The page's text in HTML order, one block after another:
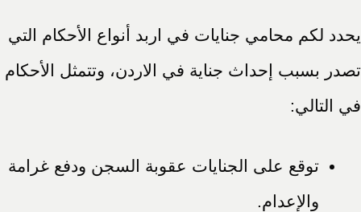
يحدد لكم محامي جنايات في اربد أنواع الأحكام التي
تصدر بسبب إحداث جناية في الاردن، وتتمثل الأحكام
في التالي:
توقع على الجنايات عقوبة السجن ودفع غرامة
والإعدام.